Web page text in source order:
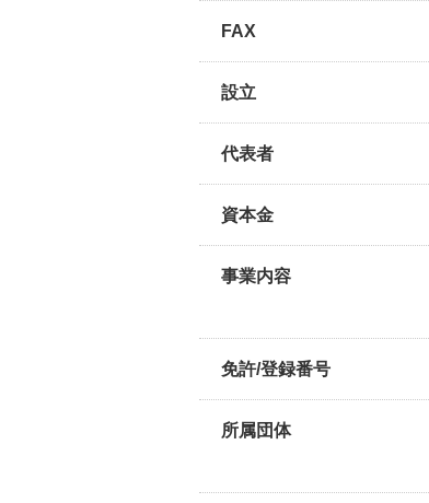
FAX
設立
代表者
資本金
事業内容
免許/登録番号
所属団体